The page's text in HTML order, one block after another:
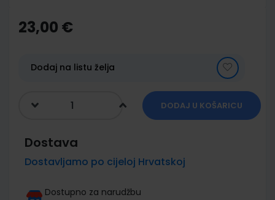
the
beginning
gallery
23,00 €
Dodaj na listu želja
DODAJ U KOŠARICU
Dostava
Dostavljamo po cijeloj Hrvatskoj
Dostupno za narudžbu